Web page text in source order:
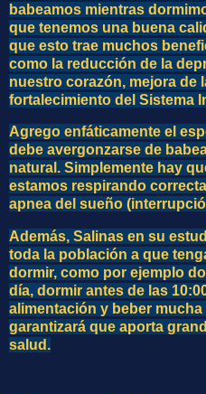
babeamos mientras
que tenemos una buena
que esto trae muchos
como la reducción de la
nuestro corazón, mejora de
fortalecimiento del Sistema
Agrego enfáticamente el
debe avergonzarse de
natural. Simplemente hay
estamos respirando
apnea del sueño
Además, Salinas en su
toda la población a que
dormir, como por ejemplo
día, dormir antes de las
alimentación y beber
garantizará que aporta
salud.